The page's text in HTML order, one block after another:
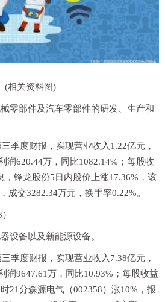
(相关资料图)
零部件及汽车零部件的研发、生产和
季度财报，实现营业收入1.22亿元，
润620.44万，同比1082.14%；每股收
，锋龙股份5日内股价上涨17.36%，该
成交3282.34万元，换手率0.22%。
设备以及新能源设备。
季度财报，实现营业收入7.38亿元，
润9647.61万，同比10.93%；每股收益
21分森源电气（002358）涨10%，报